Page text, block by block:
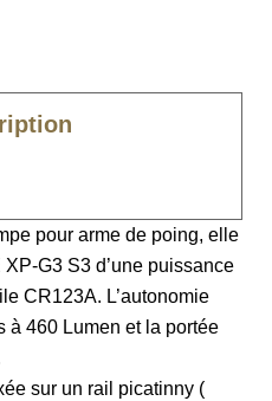
pour arme de poing, elle
G3 S3 d’une puissance
CR123A. L’autonomie
à 460 Lumen et la portée
sur un rail picatinny (